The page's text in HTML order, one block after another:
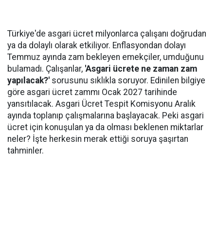
Türkiye'de asgari ücret milyonlarca çalışanı doğrudan
ya da dolaylı olarak etkiliyor. Enflasyondan dolayı
Temmuz ayında zam bekleyen emekçiler, umduğunu
bulamadı. Çalışanlar, 'Asgari ücrete ne zaman zam
yapılacak?' sorusunu sıklıkla soruyor. Edinilen bilgiye
göre asgari ücret zammı Ocak 2027 tarihinde
yansıtılacak. Asgari Ücret Tespit Komisyonu Aralık
ayında toplanıp çalışmalarına başlayacak. Peki asgari
ücret için konuşulan ya da olması beklenen miktarlar
neler? İşte herkesin merak ettiği soruya şaşırtan
tahminler.